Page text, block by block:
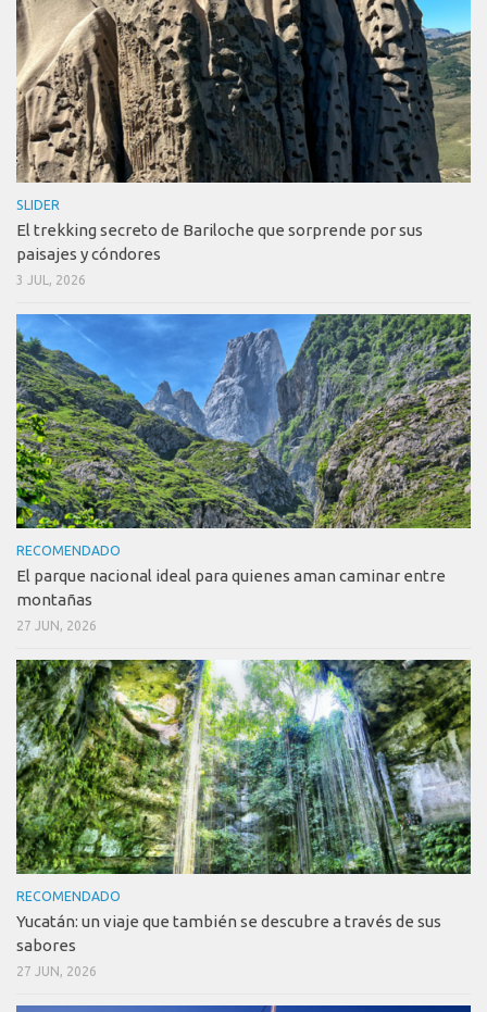
SLIDER
El trekking secreto de Bariloche que sorprende por sus
paisajes y cóndores
3 JUL, 2026
RECOMENDADO
El parque nacional ideal para quienes aman caminar entre
montañas
27 JUN, 2026
RECOMENDADO
Yucatán: un viaje que también se descubre a través de sus
sabores
27 JUN, 2026